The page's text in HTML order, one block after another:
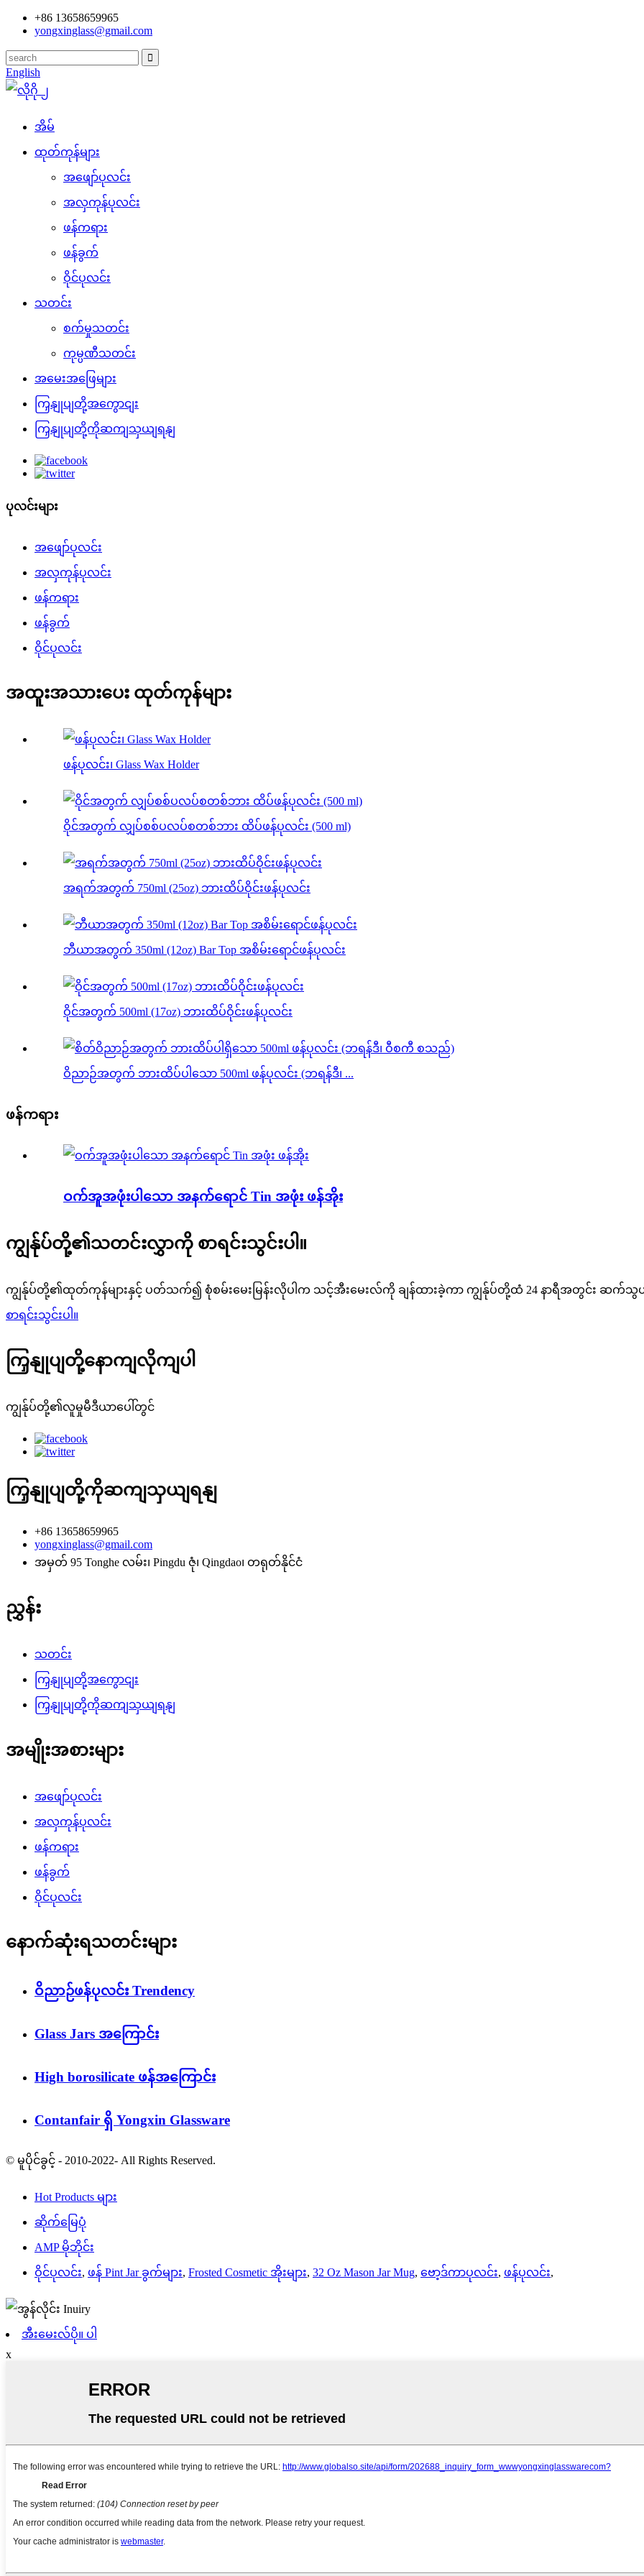
+86 13658659965
yongxinglass@gmail.com
English
အိမ်
ထုတ်ကုန်များ
အဖျော်ပုလင်း
အလှကုန်ပုလင်း
ဖန်ကရား
ဖန်ခွက်
ဝိုင်ပုလင်း
သတင်း
စက်မှုသတင်း
ကုမ္ပဏီသတင်း
အမေးအဖြေများ
ကြှနျုပျတို့အကွောငျး
ကြှနျုပျတို့ကိုဆကျသှယျရနျ
ပုလင်းများ
အဖျော်ပုလင်း
အလှကုန်ပုလင်း
ဖန်ကရား
ဖန်ခွက်
ဝိုင်ပုလင်း
အထူးအသားပေး ထုတ်ကုန်များ
ဖန်ပုလင်း၊ Glass Wax Holder
ဝိုင်အတွက် လျှပ်စစ်ပလပ်စတစ်ဘား ထိပ်ဖန်ပုလင်း (500 ml)
အရက်အတွက် 750ml (25oz) ဘားထိပ်ဝိုင်းဖန်ပုလင်း
ဘီယာအတွက် 350ml (12oz) Bar Top အစိမ်းရောင်ဖန်ပုလင်း
ဝိုင်အတွက် 500ml (17oz) ဘားထိပ်ဝိုင်းဖန်ပုလင်း
ဝိညာဉ်အတွက် ဘားထိပ်ပါသော 500ml ဖန်ပုလင်း (ဘရန်ဒီ၊ ...
ဖန်ကရား
ဝက်အူအဖုံးပါသော အနက်ရောင် Tin အဖုံး ဖန်အိုး
ကျွန်ုပ်တို့၏သတင်းလွှာကို စာရင်းသွင်းပါ။
ကျွန်ုပ်တို့၏ထုတ်ကုန်များနှင့် ပတ်သက်၍ စုံစမ်းမေးမြန်းလိုပါက သင့်အီးမေးလ်ကို ချန်ထားခဲ့ကာ ကျွန်ုပ်တို့ထံ 24 နာရီအတွင်း ဆက်သွယ်
စာရင်းသွင်းပါ။
ကြှနျုပျတို့နောကျလိုကျပါ
ကျွန်ုပ်တို့၏လူမှုမီဒီယာပေါ်တွင်
ကြှနျုပျတို့ကိုဆကျသှယျရနျ
+86 13658659965
yongxinglass@gmail.com
အမှတ် 95 Tonghe လမ်း၊ Pingdu ဇုံ၊ Qingdao၊ တရုတ်နိုင်ငံ
ညွှန်း
သတင်း
ကြှနျုပျတို့အကွောငျး
ကြှနျုပျတို့ကိုဆကျသှယျရနျ
အမျိုးအစားများ
အဖျော်ပုလင်း
အလှကုန်ပုလင်း
ဖန်ကရား
ဖန်ခွက်
ဝိုင်ပုလင်း
နောက်ဆုံးရသတင်းများ
ဝိညာဉ်ဖန်ပုလင်း Trendency
Glass Jars အကြောင်း
High borosilicate ဖန်အကြောင်း
Contanfair ရှိ Yongxin Glassware
© မူပိုင်ခွင့် - 2010-2022- All Rights Reserved.
Hot Products များ
ဆိုက်မြေပုံ
AMP မိုဘိုင်း
ဝိုင်ပုလင်း, ဖန် Pint Jar ခွက်များ, Frosted Cosmetic အိုးများ, 32 Oz Mason Jar Mug, ဗော့ဒ်ကာပုလင်း, ဖန်ပုလင်း,
အီးမေးလ်ပို။ ပါ
x